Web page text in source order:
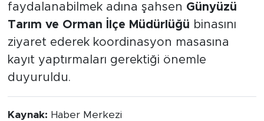
faydalanabilmek adına şahsen Günyüzü
Tarım ve Orman İlçe Müdürlüğü binasını
ziyaret ederek koordinasyon masasına
kayıt yaptırmaları gerektiği önemle
duyuruldu.
Kaynak: Haber Merkezi